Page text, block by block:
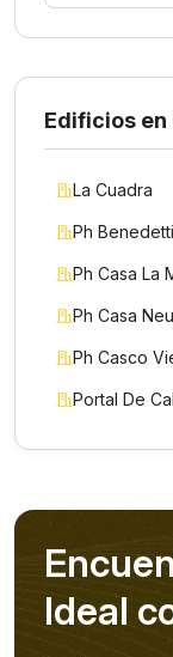
Edificios
La Cuadra
Ph
Ph Casa La
Ph Casa
Ph Casco
Portal De
Encuen
Ideal c